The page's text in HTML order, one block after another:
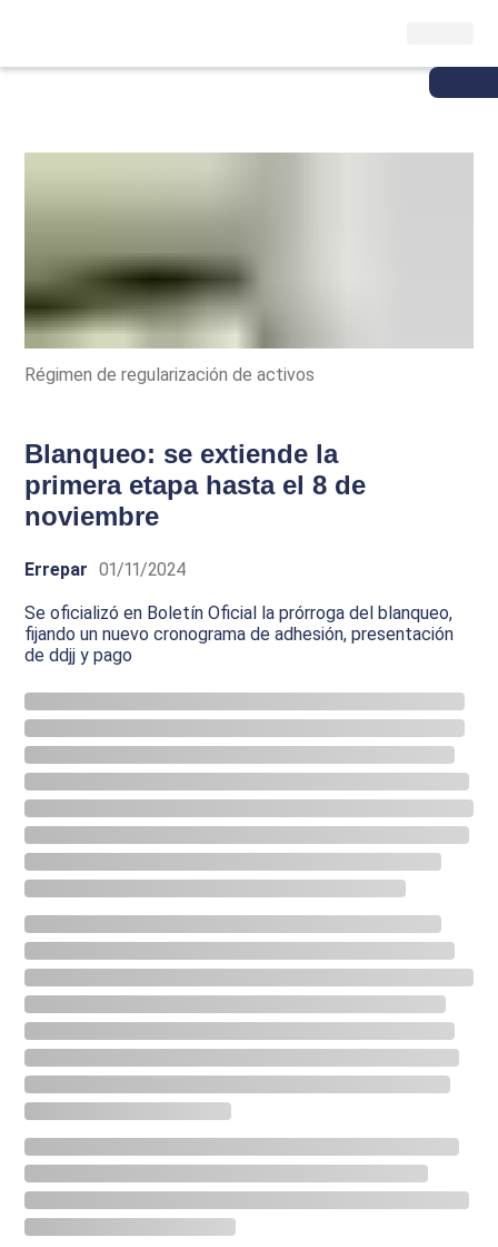
Régimen de regularización de activos
Blanqueo: se extiende la
primera etapa hasta el 8 de
noviembre
Errepar 01/11/2024
Se oficializó en Boletín Oficial la prórroga del blanqueo,
fijando un nuevo cronograma de adhesión, presentación
de ddjj y pago